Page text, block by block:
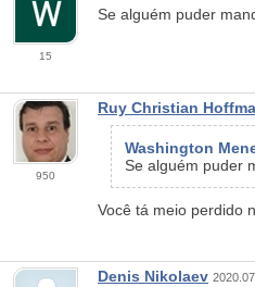
15
Se alguém puder
950
Ruy Christian
Washington
Se alguém puder
Você tá meio perdido
Denis Nikolaev